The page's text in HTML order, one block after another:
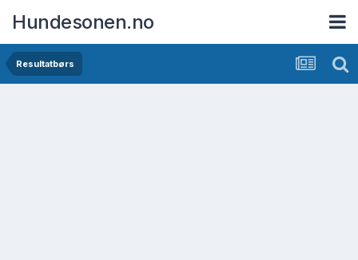
Hundesonen.no
Resultatbørs